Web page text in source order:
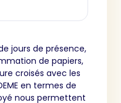
jours de présence,
de papiers,
croisés avec les
en termes de
nous permettent